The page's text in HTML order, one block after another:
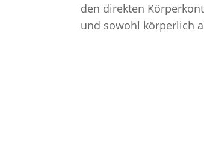
den direkten
und sowohl körperlich